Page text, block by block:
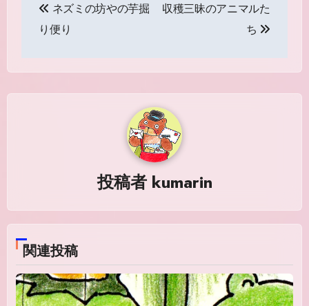
稿
ビ
ン
ネズミの坊やの芋掘
り便り
収穫三昧のアニマルた
ち
投稿者 kumarin
関連投稿